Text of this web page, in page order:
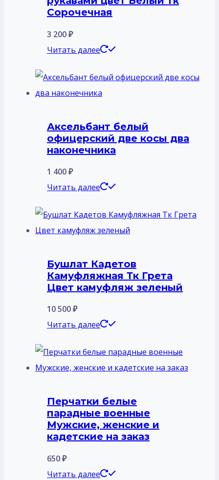
Сорочечная
3 200₽
Читать далее
Аксельбант белый
офицерский две косы два
наконечника
1 400₽
Читать далее
Бушлат Кадетов
Камуфляжная Тк Грета
Цвет камуфляж зеленый
10 500₽
Читать далее
Перчатки белые
парадные военные
Мужские, женские и
кадетские на заказ
650₽
Читать далее